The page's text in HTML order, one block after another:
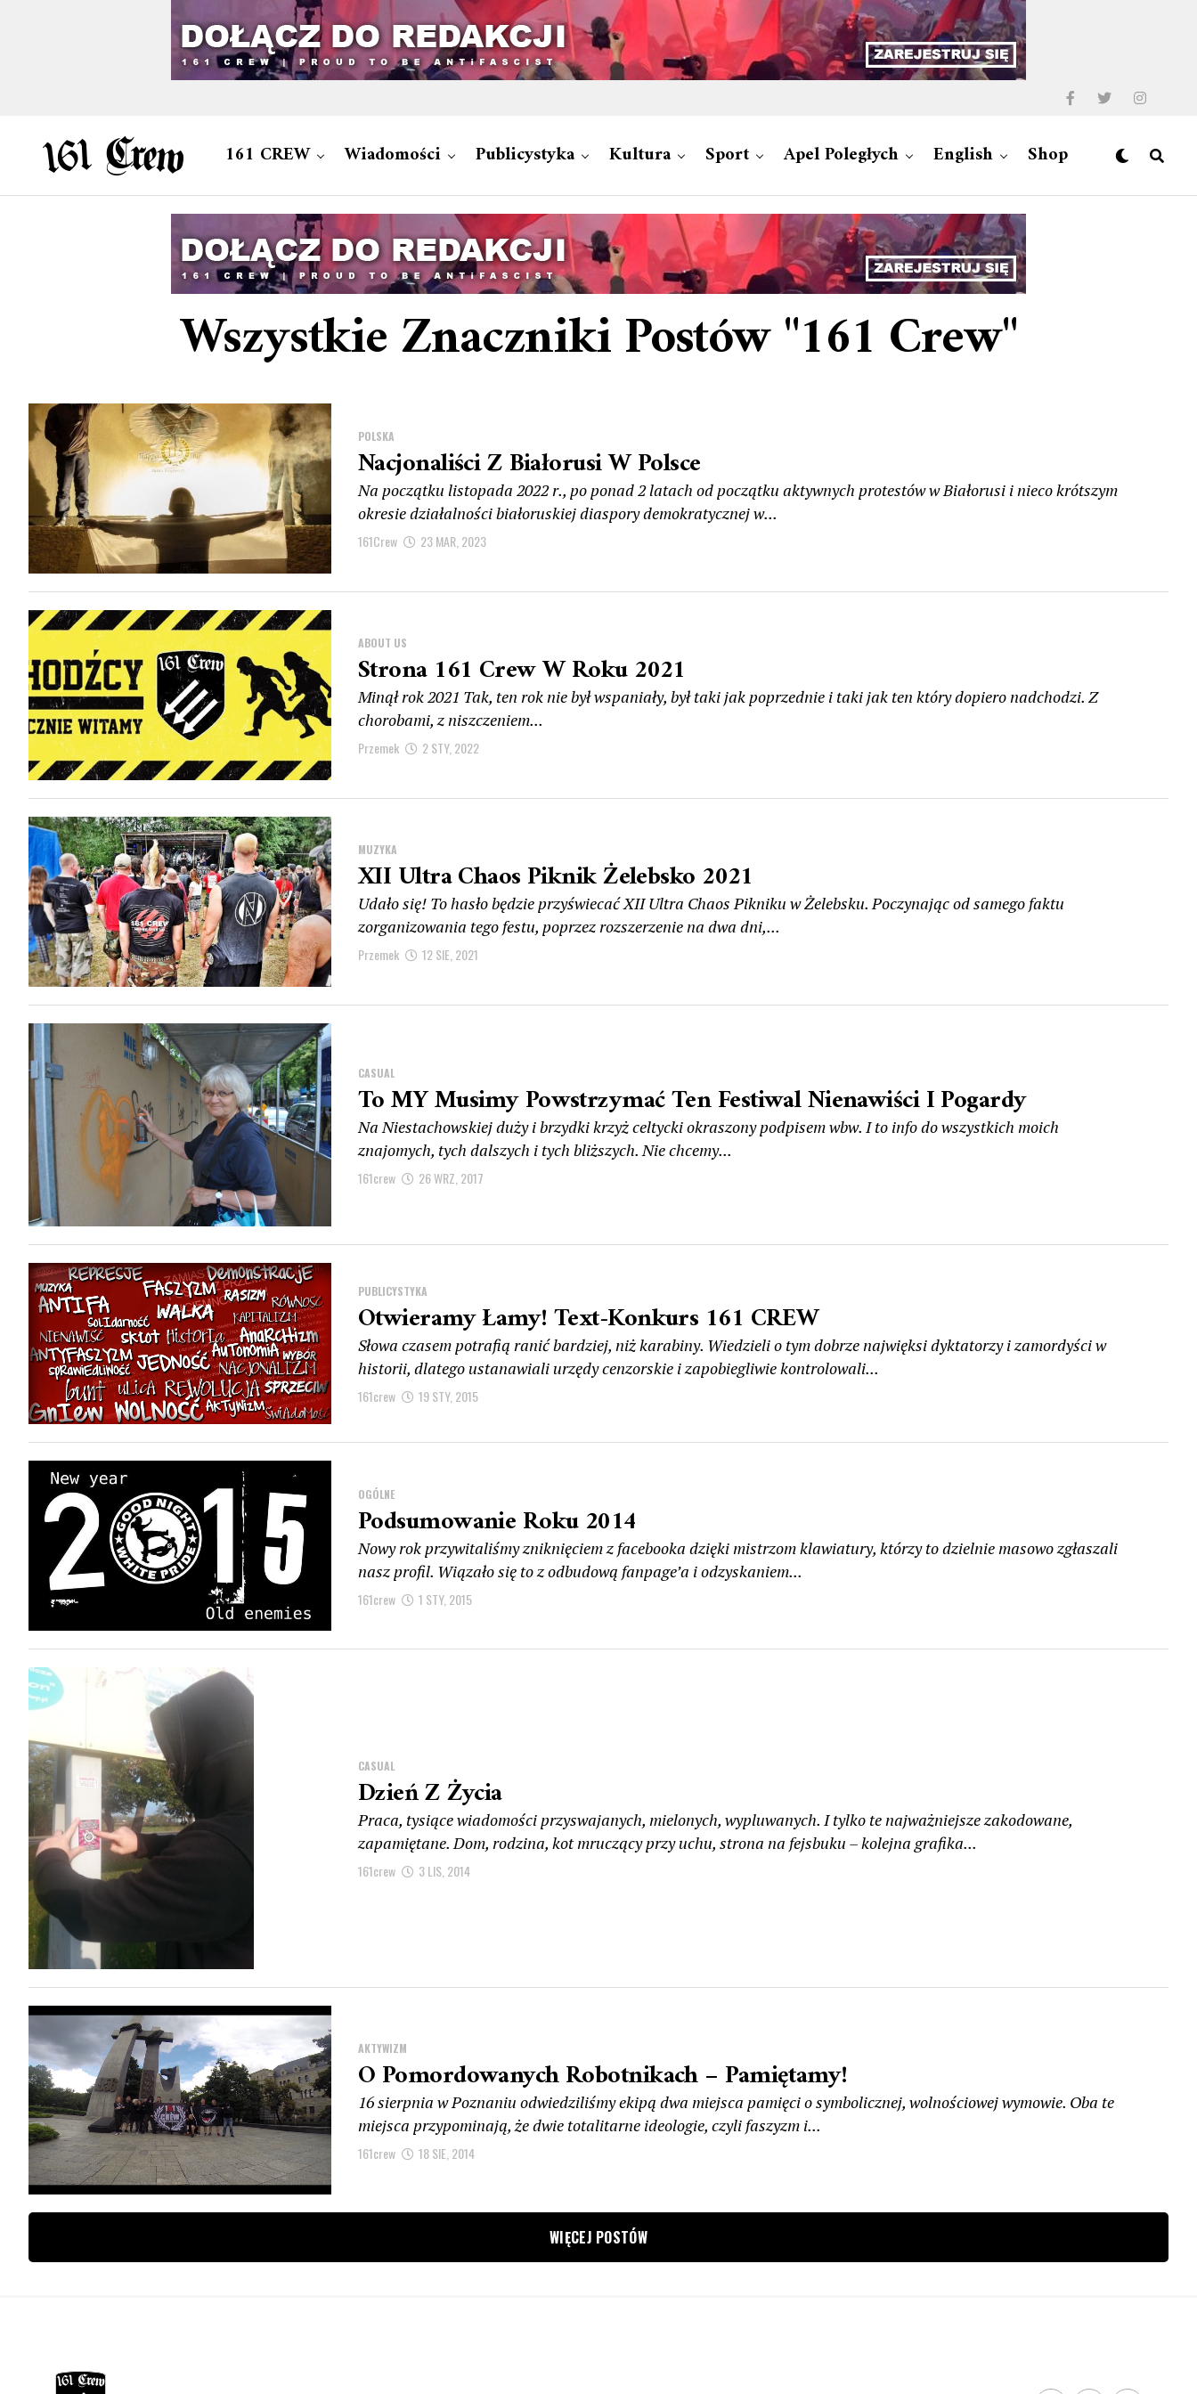
161 CREW Wiadomości Publicystyka Kultura Sport Apel Poległych English Shop
Wszystkie Znaczniki Postów "161 Crew"
POLSKA
Nacjonaliści Z Białorusi W Polsce
Na początku listopada 2022 r., po ponad 2 latach od początku aktywnych protestów w Białorusi i nieco krótszym
okresie działalności białoruskiej diaspory demokratycznej w...
161Crew 23 MAR, 2023
ABOUT US
Strona 161 Crew W Roku 2021
Minął rok 2021 Tak, ten rok nie był wspaniały, był taki jak poprzednie i taki jak ten który dopiero nadchodzi. Z
chorobami, z niszczeniem...
Przemek 2 STY, 2022
MUZYKA
XII Ultra Chaos Piknik Żelebsko 2021
Udało się! To hasło będzie przyświecać XII Ultra Chaos Pikniku w Żelebsku. Poczynając od samego faktu
zorganizowania tego festu, poprzez rozszerzenie na dwa dni,...
Przemek 12 SIE, 2021
CASUAL
To MY Musimy Powstrzymać Ten Festiwal Nienawiści I Pogardy
Na Niestachowskiej duży i brzydki krzyż celtycki okraszony podpisem wbw. I to info do wszystkich moich
znajomych, tych dalszych i tych bliższych. Nie chcemy...
161crew 26 WRZ, 2017
PUBLICYSTYKA
Otwieramy Łamy! Text-Konkurs 161 CREW
Słowa czasem potrafią ranić bardziej, niż karabiny. Wiedzieli o tym dobrze najwięksi dyktatorzy i zamordyści w
historii, dlatego ustanawiali urzędy cenzorskie i zapobiegliwie kontrolowali...
161crew 19 STY, 2015
OGÓLNE
Podsumowanie Roku 2014
Nowy rok przywitaliśmy zniknięciem z facebooka dzięki mistrzom klawiatury, którzy to dzielnie masowo zgłaszali
nasz profil. Wiązało się to z odbudową fanpage’a i odzyskaniem...
161crew 1 STY, 2015
CASUAL
Dzień Z Życia
Praca, tysiące wiadomości przyswajanych, mielonych, wypluwanych. I tylko te najważniejsze zakodowane,
zapamiętane. Dom, rodzina, kot mruczący przy uchu, strona na fejsbuku – kolejna grafika...
161crew 3 LIS, 2014
AKTYWIZM
O Pomordowanych Robotnikach – Pamiętamy!
16 sierpnia w Poznaniu odwiedziliśmy ekipą dwa miejsca pamięci o symbolicznej, wolnościowej wymowie. Oba te
miejsca przypominają, że dwie totalitarne ideologie, czyli faszyzm i...
161crew 18 SIE, 2014
WIĘCEJ POSTÓW